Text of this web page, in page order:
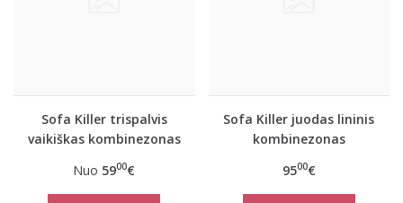
Sofa Killer trispalvis
vaikiškas kombinezonas
Nuo 5900€
Sofa Killer juodas lininis
kombinezonas
9500€